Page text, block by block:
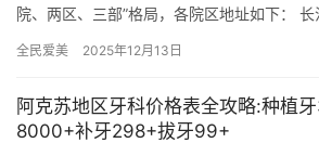
院、两区、三部”格局，各院区地址如下：
全民爱美 2025年12月13日
阿克苏地区牙科价格表全攻略:种植
8000+补牙298+拔牙99+